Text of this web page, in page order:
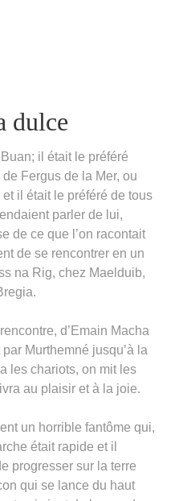
dulce
il était le préféré
Fergus de la Mer, ou
il était le préféré de tous
parler de lui,
de ce que l’on racontait
de se rencontrer en un
na Rig, chez Maelduib,
d’Emain Macha
Murthemné jusqu’à la
les chariots, on mit les
au plaisir et à la joie.
un horrible fantôme qui,
était rapide et il
progresser sur la terre
qui se lance du haut